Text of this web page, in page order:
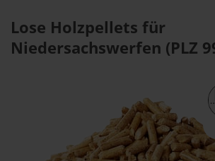
Lose Holzpellets für
Niedersachswerfen (PLZ